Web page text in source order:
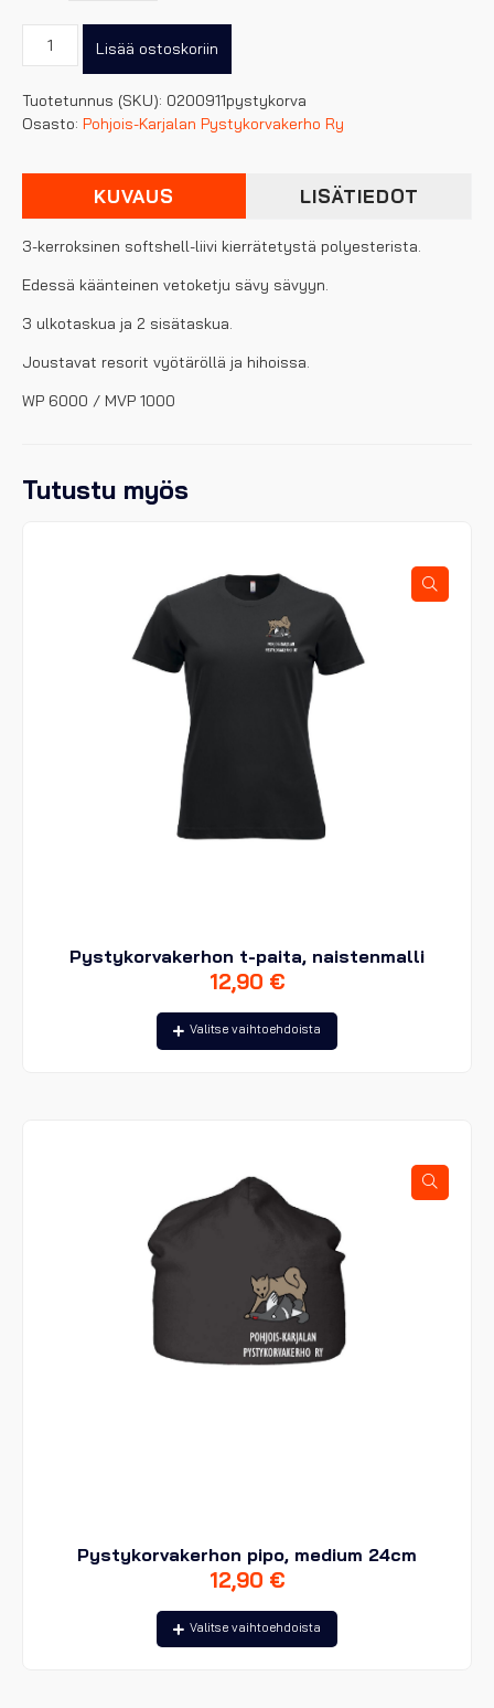
Classic
Softshell-
liivi,
miestenmalli
Lisää ostoskoriin
Tuotetunnus (SKU): 0200911pystykorva
Osasto: Pohjois-Karjalan Pystykorvakerho Ry
KUVAUS LISÄTIEDOT
3-kerroksinen softshell-liivi kierrätetystä polyesterista.
Edessä käänteinen vetoketju sävy sävyyn.
3 ulkotaskua ja 2 sisätaskua.
Joustavat resorit vyötäröllä ja hihoissa.
WP 6000 / MVP 1000
Tutustu myös
Pystykorvakerhon t-paita, naistenmalli
12,90 €
Valitse vaihtoehdoista
Tällä
tuotteella
sivulla.
Pystykorvakerhon pipo, medium 24cm
12,90 €
Valitse vaihtoehdoista
Tällä
tuotteella